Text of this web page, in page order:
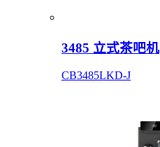
3485 立式茶吧机
CB3485LKD-J